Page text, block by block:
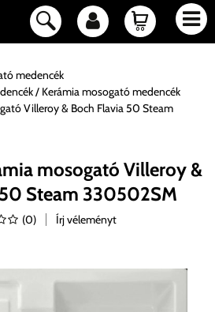
medencék
Kerámia mosogató medencék
Villeroy & Boch Flavia 50 Steam
mosogató Villeroy &
Steam 330502SM
(0) Írj véleményt